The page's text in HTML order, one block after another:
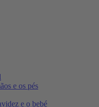
e os pés
e o bebé